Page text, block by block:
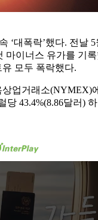
‘대폭락’했다. 전날
마이너스 유가를 기
모두 폭락했다.
업거래소(NYMEX)
43.4%(8.86달러)